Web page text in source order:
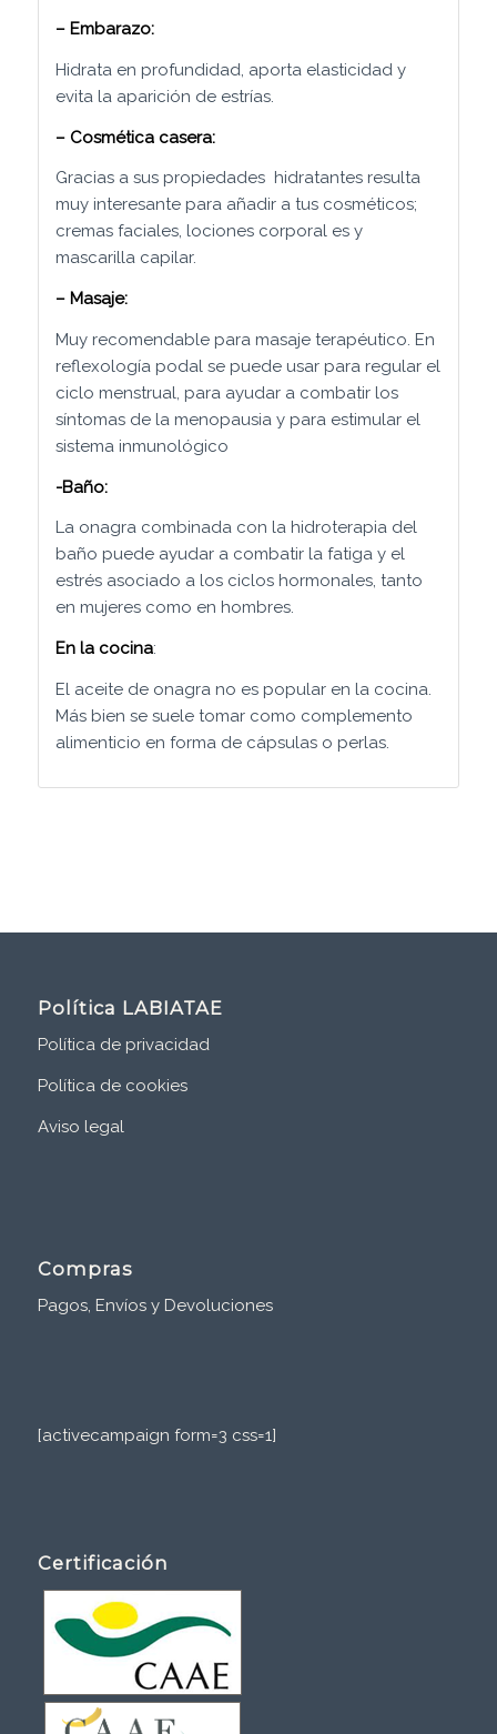
– Embarazo:
Hidrata en profundidad, aporta elasticidad y
evita la aparición de estrías.
– Cosmética casera:
Gracias a sus propiedades hidratantes resulta
muy interesante para añadir a tus cosméticos;
cremas faciales, lociones corporal es y
mascarilla capilar.
– Masaje:
Muy recomendable para masaje terapéutico. En
reflexología podal se puede usar para regular el
ciclo menstrual, para ayudar a combatir los
síntomas de la menopausia y para estimular el
sistema inmunológico
-Baño:
La onagra combinada con la hidroterapia del
baño puede ayudar a combatir la fatiga y el
estrés asociado a los ciclos hormonales, tanto
en mujeres como en hombres.
En la cocina:
El aceite de onagra no es popular en la cocina.
Más bien se suele tomar como complemento
alimenticio en forma de cápsulas o perlas.
Política LABIATAE
Política de privacidad
Política de cookies
Aviso legal
Compras
Pagos, Envíos y Devoluciones
[activecampaign form=3 css=1]
Certificación